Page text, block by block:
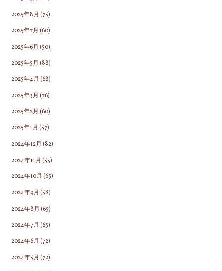
2025年8月 (75)
2025年7月 (60)
2025年6月 (50)
2025年5月 (88)
2025年4月 (68)
2025年3月 (76)
2025年2月 (60)
2025年1月 (57)
2024年12月 (82)
2024年11月 (53)
2024年10月 (65)
2024年9月 (58)
2024年8月 (65)
2024年7月 (63)
2024年6月 (72)
2024年5月 (72)